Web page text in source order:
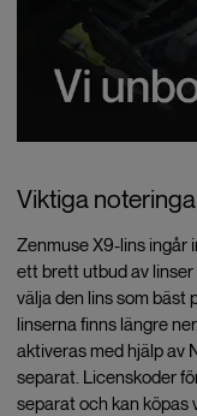
Viktiga
Zenmuse X9-lins ingår
ett brett utbud av linser
välja den lins som bäst
linserna finns längre
aktiveras med hjälp av
separat. Licenskoder
separat och kan köpas